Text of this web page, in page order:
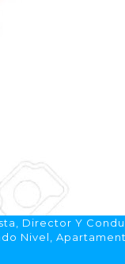
Director Y
Nivel,